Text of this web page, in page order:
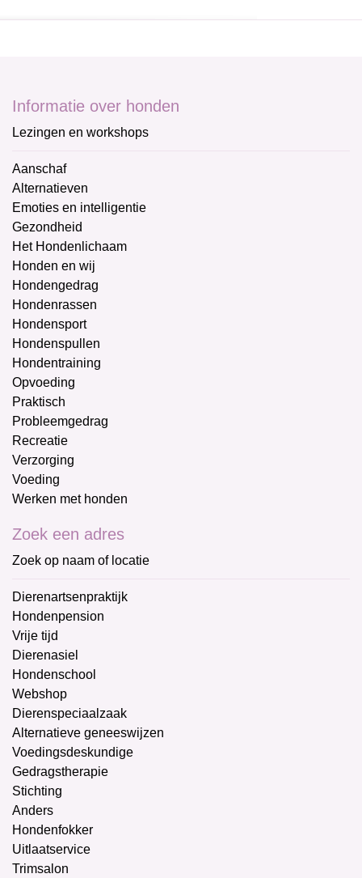
Informatie over honden
Lezingen en workshops
Aanschaf
Alternatieven
Emoties en intelligentie
Gezondheid
Het Hondenlichaam
Honden en wij
Hondengedrag
Hondenrassen
Hondensport
Hondenspullen
Hondentraining
Opvoeding
Praktisch
Probleemgedrag
Recreatie
Verzorging
Voeding
Werken met honden
Zoek een adres
Zoek op naam of locatie
Dierenartsenpraktijk
Hondenpension
Vrije tijd
Dierenasiel
Hondenschool
Webshop
Dierenspeciaalzaak
Alternatieve geneeswijzen
Voedingsdeskundige
Gedragstherapie
Stichting
Anders
Hondenfokker
Uitlaatservice
Trimsalon